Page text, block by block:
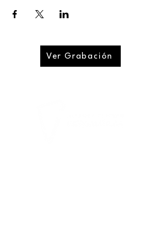
Ver Grabación